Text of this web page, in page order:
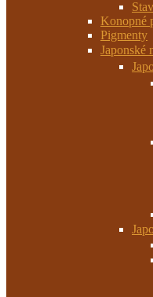
Konopné
Pigmenty
Japonské